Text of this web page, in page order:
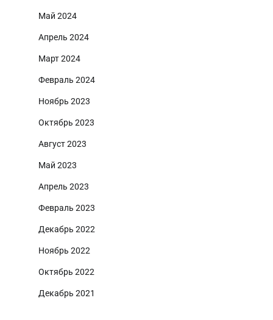
Май 2024
Апрель 2024
Март 2024
Февраль 2024
Ноябрь 2023
Октябрь 2023
Август 2023
Май 2023
Апрель 2023
Февраль 2023
Декабрь 2022
Ноябрь 2022
Октябрь 2022
Декабрь 2021